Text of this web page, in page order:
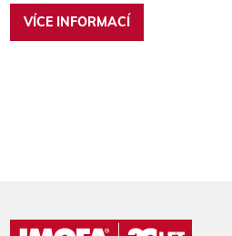
VÍCE INFORMACÍ